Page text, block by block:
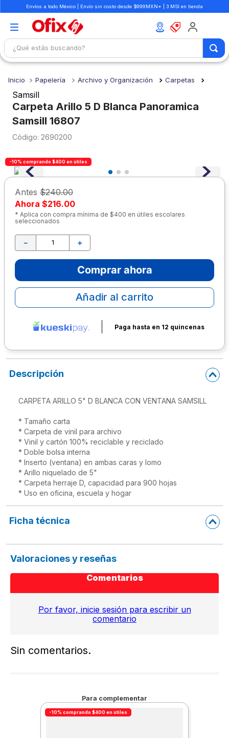
Envíos a todo México | Envío sin costo desde $999MXN* | 3 MSI en tienda
¿Qué estás buscando?
Papelería Archivo y Organización Carpetas
Samsill
Carpeta Arillo 5 D Blanca Panoramica
Samsill 16807
: 2690200
-10% comprando $400 en útiles
Antes $240.00
Ahora $216.00
* Aplica con compra mínima de $400 en útiles escolares
seleccionados
＋
－
Comprar ahora
Añadir al carrito
Paga hasta en 12 quincenas
Descripción
CARPETA ARILLO 5" D BLANCA CON VENTANA SAMSILL
* Tamaño carta
* Carpeta de vinil para archivo
* Vinil y cartón 100% reciclable y reciclado
* Doble bolsa interna
* Inserto (ventana) en ambas caras y lomo
* Arillo niquelado de 5"
* Carpeta herraje D, capacidad para 900 hojas
* Uso en oficina, escuela y hogar
Ficha técnica
Valoraciones y reseñas
Comentarios
Por favor, inicie sesión para escribir un
comentario
Sin comentarios.
Para complementar
-10% comprando $400 en útiles
1.
mochilas
2.
libretas
3.
cuaderno
4.
cuadernos
5.
colores
6.
boligrafo
7.
escolar
8 .
sacapuntas
escritorio